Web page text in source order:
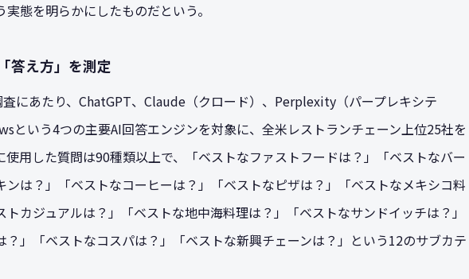
態を明らかにしたものだという。
答え方」を測定
にあたり、ChatGPT、Claude（クロード）、Perplexity（パープレキシテ
という4つの主要AI回答エンジンを対象に、全米レストランチェーン上位25社を
用した質問は90種類以上で、「ベストなファストフードは？」「ベストなバー
ンは？」「ベストなコーヒーは？」「ベストなピザは？」「ベストなメキシコ料
カジュアルは？」「ベストな地中海料理は？」「ベストなサンドイッチは？」
？」「ベストなコスパは？」「ベストな新興チェーンは？」という12のサブカテ